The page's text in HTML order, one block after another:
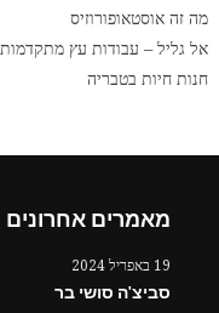
מה זה אוסטאופורוזיס
אל גליל – עבודות עץ מתקדמות
חנות חיות בטבריה
מאמרים אחרונים
19 באפריל 2024
סביצ'ה סושי בר